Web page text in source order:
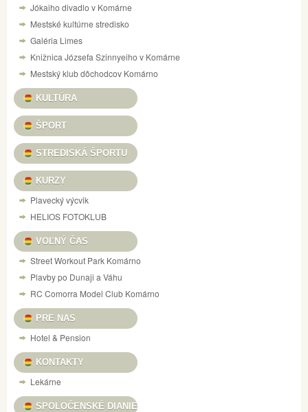
Jókaiho divadlo v Komárne
Mestské kultúrne stredisko
Galéria Limes
Knižnica Józsefa Szinnyeiho v Komárne
Mestský klub dôchodcov Komárno
KULTÚRA
ŠPORT
STREDISKÁ ŠPORTU
KURZY
Plavecký výcvik
HELIOS FOTOKLUB
VOĽNÝ ČAS
Street Workout Park Komárno
Plavby po Dunaji a Váhu
RC Comorra Model Club Komárno
PRE NAS
Hotel & Pension
KONTAKTY
Lekárne
SPOLOČENSKÉ DIANIE